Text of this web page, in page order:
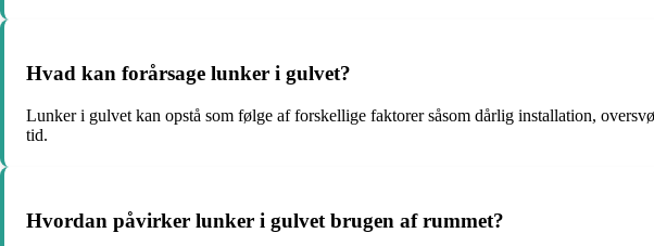
Hvad kan forårsage lunker i gulvet?
Lunker i gulvet kan opstå som følge af forskellige faktorer såsom dårlig installation,
tid.
Hvordan påvirker lunker i gulvet brugen af rummet?